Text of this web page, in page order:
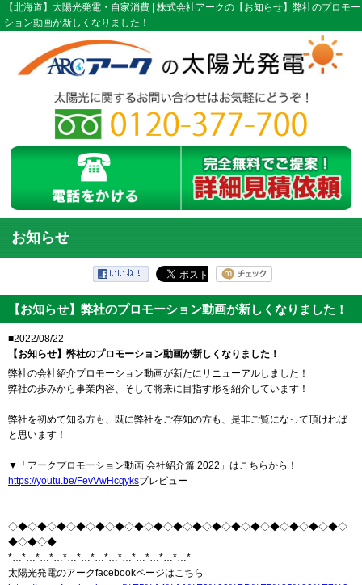
【北海道】太陽光発電・自家消費 | 株式会社アークの【お知らせ】弊社のプロモー
ション動画が新しくなりました！
お知らせ
【お知らせ】弊社のプロモーション動画が新しくなりました！
■2022/08/22
【お知らせ】弊社のプロモーション動画が新しくなりました！
弊社の会社紹介プロモーション動画が新たにリニューアルしました！
弊社の歩みから事業内容、そして将来に目指す形を紹介しています！
弊社を初めて知る方も、既に弊社をご存知の方も、是非ご覧になって頂ければ
と思います！
▼「アークプロモーション動画 会社紹介篇 2022」はこちらから！
https://youtu.be/FevVwHcqyksプレビュー
◇◆◇◆◇◆◇◆◇◆◇◆◇◆◇◆◇◆◇◆◇◆◇◆◇◆◇◆◇◆◇◆◇◆◇
◆◇◆◇◆
*…*…*…*…*…*…*…*…*…*…*…*…*…*
太陽光発電のアークfacebookページはこちら